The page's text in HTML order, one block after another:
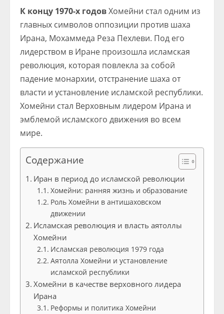
К концу 1970-х годовХомейни стал одним из
главных символов оппозиции против шаха
Ирана, Мохаммеда Реза Пехлеви. Под его
лидерством в Иране произошла исламская
революция, которая повлекла за собой
падение монархии, отстранение шаха от
власти и установление исламской республики.
Хомейни стал Верховным лидером Ирана и
эмблемой исламского движения во всем
мире.
Содержание
Иран в период до исламской революции
Хомейни: ранняя жизнь и образование
Роль Хомейни в антишаховском
движении
Исламская революция и власть аятоллы
Хомейни
Исламская революция 1979 года
Аятолла Хомейни и установление
исламской республики
Хомейни в качестве верховного лидера
Ирана
Реформы и политика Хомейни